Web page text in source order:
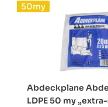
50my
Abdeckplane
LDPE 50 my